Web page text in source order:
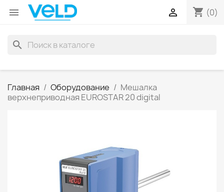
 shopping_cart (0)

search
Главная Оборудование
Мешалка
верхнеприводная EUROSTAR 20 digital